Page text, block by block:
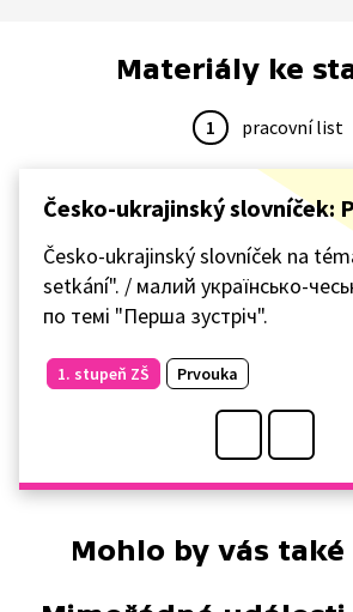
Materiály ke
1 pracovní list
Česko-ukrajinský slovníček:
Česko-ukrajinský slovníček na
setkání". / малий українсько-
по темі "Перша зустріч".
1. stupeň ZŠ Prvouka
Mohlo by vás